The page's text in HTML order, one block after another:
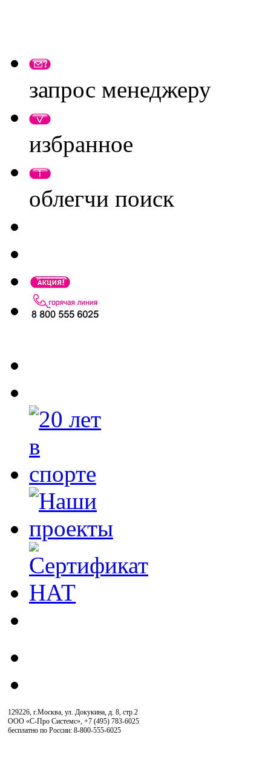
запрос менеджеру
избранное
облегчи поиск
129226, г.Москва, ул. Докукина, д. 8, стр.2
ООО «С-Про Системс» +7 (495) 783-6025
бесплатно по России: 8-800-555-6025